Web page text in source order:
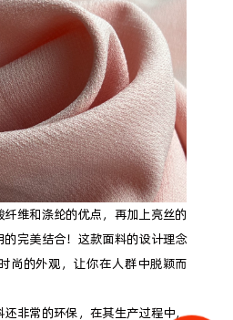
维和涤纶的优点，再加上亮丝的
完美结合！这款面料的设计理念
尚的外观，让你在人群中脱颖而
非常的环保，在其生产过程中，